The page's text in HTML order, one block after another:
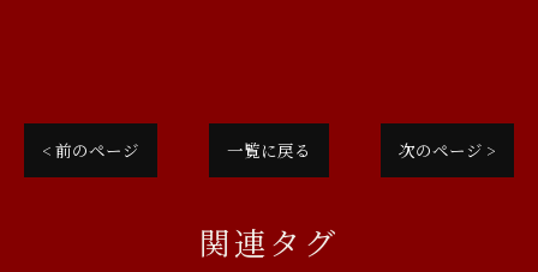
< 前のページ 一覧に戻る 次のページ >
関連タグ